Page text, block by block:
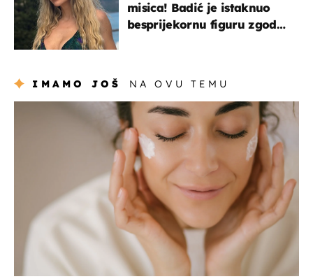
misica! Badić je istaknuo
besprijekornu figuru zgodne
IMAMO JOŠ NA OVU TEMU
moda & ljepota